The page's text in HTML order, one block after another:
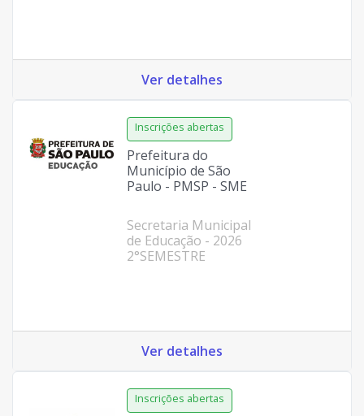
Ver detalhes
Prefeitura do
Município de São
Paulo - PMSP - SME
Secretaria Municipal
de Educação - 2026
2°SEMESTRE
Ver detalhes